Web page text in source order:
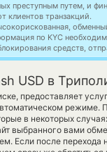
преступным путем, и
клиентов транзакций.
по KYC
средств,
USD в
предоставляет
режиме.
в некоторых
выбранного вами
Если после перехода